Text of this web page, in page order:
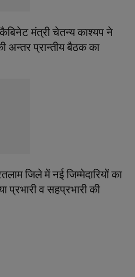
कैबिनेट मंत्री चेतन्य काश्यप ने
अन्तर प्रान्तीय बैठक का
जिले में नई जिम्मेदारियों का
प्रभारी व सहप्रभारी की